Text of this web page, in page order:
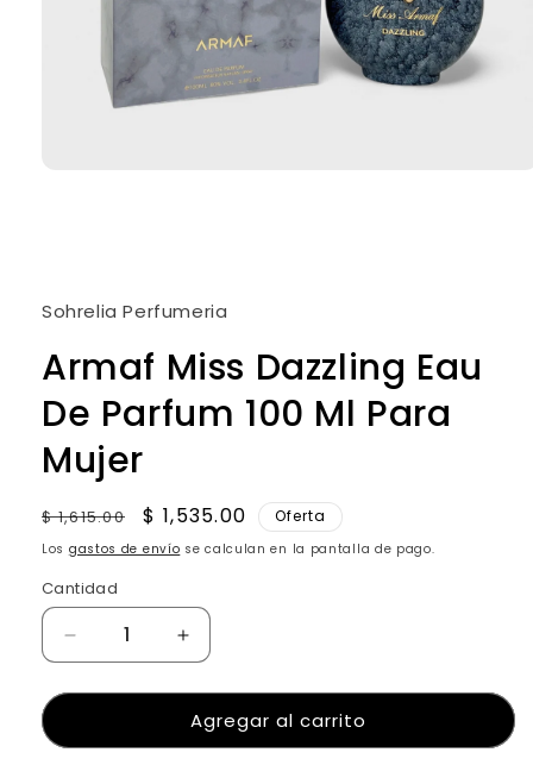
modal
Sohrelia Perfumeria
Armaf Miss Dazzling Eau
De Parfum 100 Ml Para
Mujer
Precio
habitual
$ 1,615.00
Precio
de
$ 1,535.00 Oferta
Los gastos de envío se calculan en la pantalla de pago.
Cantidad
Reducir
cantidad
para
Miss
Aumentar
cantidad
para
Armaf
Miss
Agregar al carrito
Compra ahora y paga a meses
sin tarjeta de crédito